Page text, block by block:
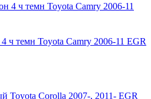
ч темн Toyota Camry 2006-11 EGR